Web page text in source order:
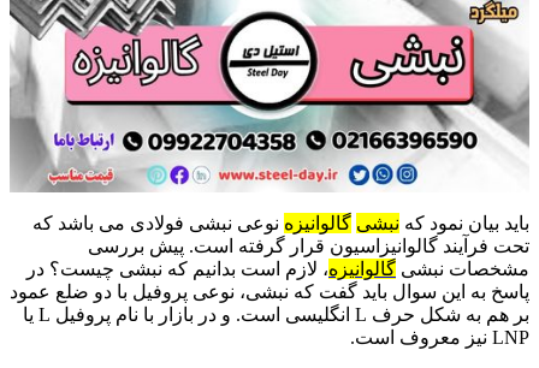
باید بیان نمود که نبشی گالوانیزه نوعی نبشی فولادی می باشد که
تحت فرآیند گالوانیزاسیون قرار گرفته است. پیش بررسی
مشخصات نبشی گالوانیزه، لازم است بدانیم که نبشی چیست؟ در
پاسخ به این سوال باید گفت که نبشی، نوعی پروفیل با دو ضلع عمود
بر هم به شکل حرف L انگلیسی است. و در بازار با نام پروفیل L یا
LNP نیز معروف است.